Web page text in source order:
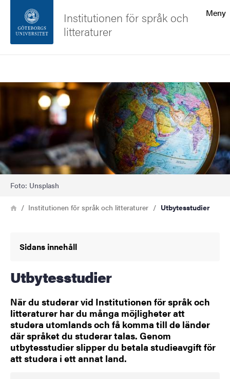
Sidfoten
Om webbplatsen
Meny
Institutionen för språk och
litteraturer
Bild
Foto: Unsplash
Länkstig
HemInstitutionen för språk och litteraturer Utbytesstudier
Sidans innehåll
Utbytesstudier
När du studerar vid Institutionen för språk och
litteraturer har du många möjligheter att
studera utomlands och få komma till de länder
där språket du studerar talas. Genom
utbytesstudier slipper du betala studieavgift för
att studera i ett annat land.